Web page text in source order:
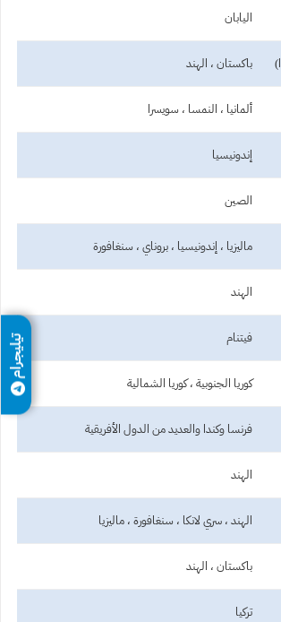
اليابان
باكستان ، الهند
ألمانيا ، النمسا ، سويسرا
إندونيسيا
الصين
ماليزيا ، إندونيسيا ، بروناي ، سنغافورة
الهند
فيتنام
كوريا الجنوبية ، كوريا الشمالية
فرنسا وكندا والعديد من الدول الأفريقية
الهند
الهند ، سري لانكا ، سنغافورة ، ماليزيا
باكستان ، الهند
تركيا
تيليجرام